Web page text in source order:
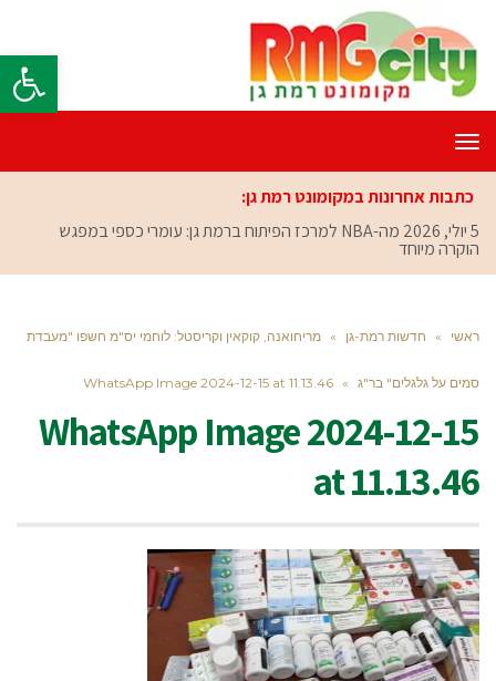
פתח
תפריט
כתבות אחרונות במקומונט רמת גן:
5 יולי, 2026
מה-NBA למרכז הפיתוח ברמת גן: עומרי כספי במפגש
הוקרה מיוחד
ראשי » חדשות רמת-גן » מריחואנה, קוקאין וקריסטל: לוחמי יס"מ חשפו "מעבדת
סמים על גלגלים" בר"ג »
WhatsApp Image 2024-12-15 at 11.13.46
WhatsApp Image 2024-12-15
at 11.13.46